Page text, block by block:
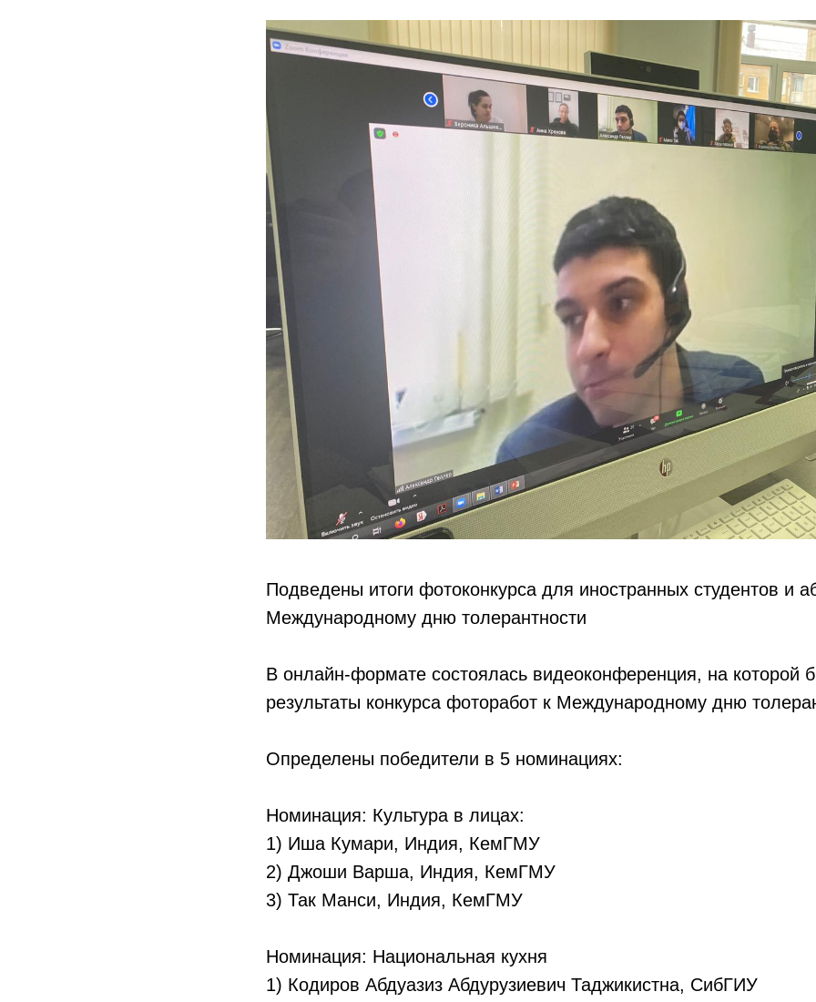
Подведены итоги фотоконкурса для иностранных студентов и
Международному дню толерантности
В онлайн-формате состоялась видеоконференция, на которой
результаты конкурса фоторабот к Международному дню
Определены победители в 5 номинациях:
Номинация: Культура в лицах:
1) Иша Кумари, Индия, КемГМУ
2) Джоши Варша, Индия, КемГМУ
3) Так Манси, Индия, КемГМУ
Номинация: Национальная кухня
1) Кодиров Абдуазиз Абдурузиевич Таджикистна, СибГИУ